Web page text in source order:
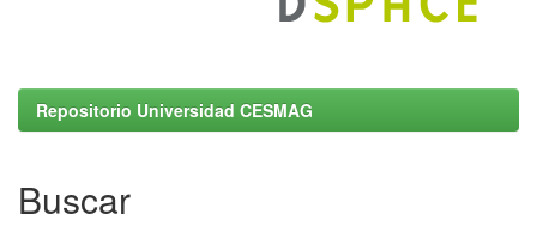
Repositorio Universidad CESMAG
Buscar